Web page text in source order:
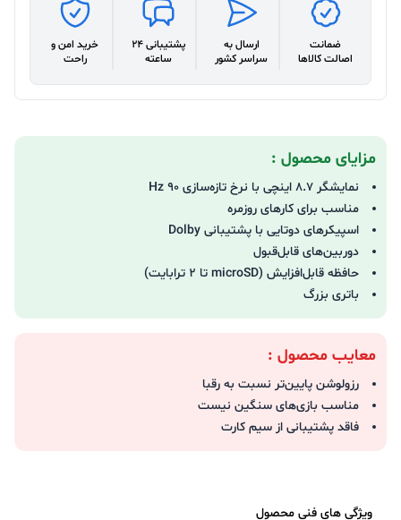
ضمانت
اصالت کالاها
ارسال به
سراسر کشور
پشتیبانی 24
ساعته
خرید امن و
راحت
مزایای محصول :
نمایشگر 8.7 اینچی با نرخ تازه‌سازی 90 Hz
مناسب برای کارهای روزمره
اسپیکرهای دوتایی با پشتیبانی Dolby
دوربین‌های قابل‌قبول
حافظه قابل‌افزایش (microSD تا ۲ ترابایت)
باتری بزرگ
معایب محصول :
رزولوشن پایین‌تر نسبت به رقبا
مناسب بازی‌های سنگین نیست
فاقد پشتیبانی از سیم کارت
ویژگی های فنی محصول